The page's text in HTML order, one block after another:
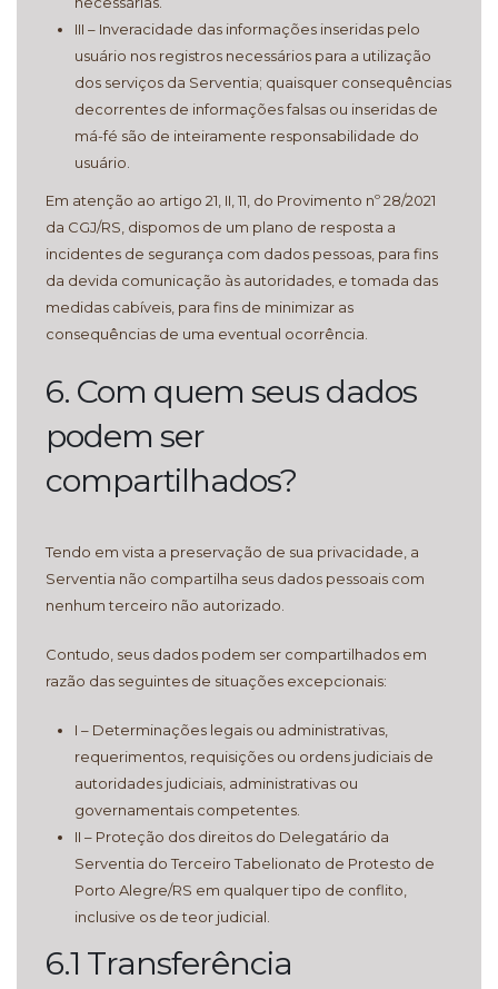
III – Inveracidade das informações inseridas pelo
usuário nos registros necessários para a utilização
dos serviços da Serventia; quaisquer consequências
decorrentes de informações falsas ou inseridas de
má-fé são de inteiramente responsabilidade do
usuário.
Em atenção ao artigo 21, II, 11, do Provimento nº 28/2021
da CGJ/RS, dispomos de um plano de resposta a
incidentes de segurança com dados pessoas, para fins
da devida comunicação às autoridades, e tomada das
medidas cabíveis, para fins de minimizar as
consequências de uma eventual ocorrência.
6. Com quem seus dados
podem ser
compartilhados?
Tendo em vista a preservação de sua privacidade, a
Serventia não compartilha seus dados pessoais com
nenhum terceiro não autorizado.
Contudo, seus dados podem ser compartilhados em
razão das seguintes de situações excepcionais:
I – Determinações legais ou administrativas,
requerimentos, requisições ou ordens judiciais de
autoridades judiciais, administrativas ou
governamentais competentes.
II – Proteção dos direitos do Delegatário da
Serventia do Terceiro Tabelionato de Protesto de
Porto Alegre/RS em qualquer tipo de conflito,
inclusive os de teor judicial.
6.1 Transferência